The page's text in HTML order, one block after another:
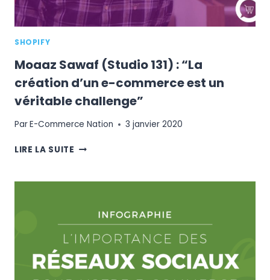
SHOPIFY
Moaaz Sawaf (Studio 131) : “La
création d’un e-commerce est un
véritable challenge”
ParE-Commerce Nation 3 janvier 2020
LIRE LA SUITE MOAAZ
131)
CRÉATION
D’UN
COMMERCE